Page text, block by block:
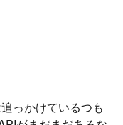
っかけているつも